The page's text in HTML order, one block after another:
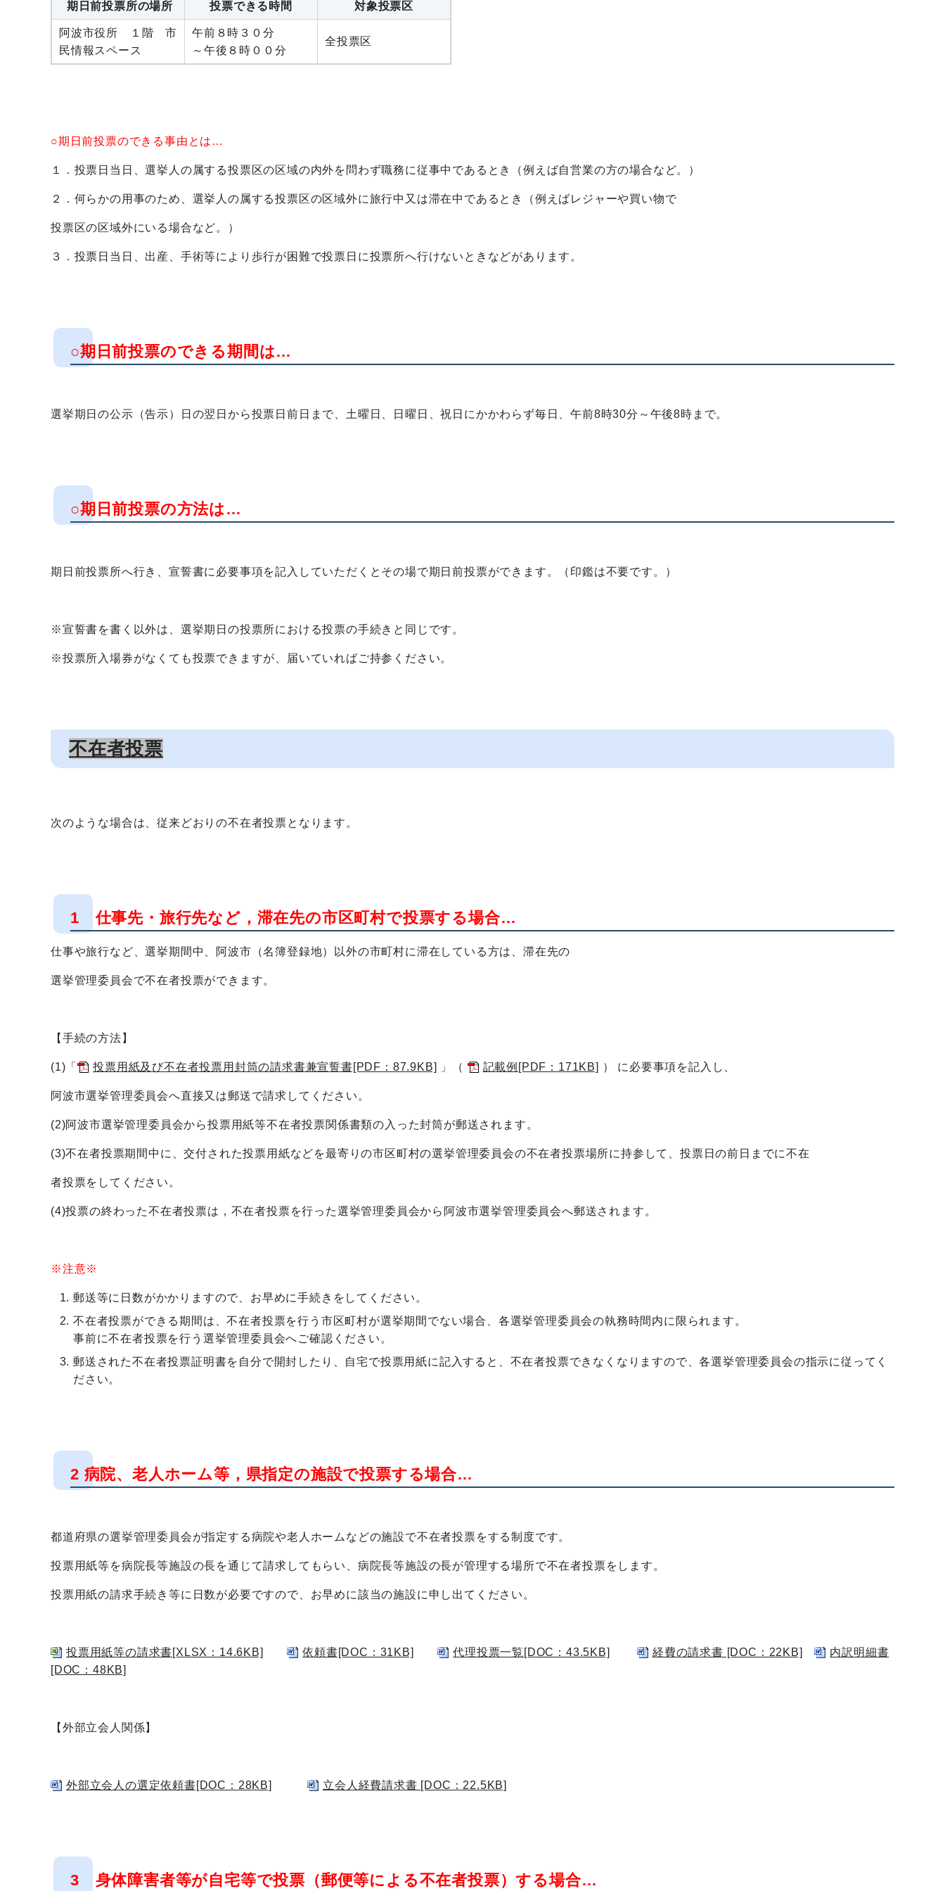
期日前投票所の場所 投票できる時間 対象投票区
阿波市役所 １階 市
民情報スペース
午前８時３０分
～午後８時００分
全投票区
○期日前投票のできる事由とは…
１．投票日当日、選挙人の属する投票区の区域の内外を問わず職務に従事中であるとき（例えば自営業の方の場合など。）
２．何らかの用事のため、選挙人の属する投票区の区域外に旅行中又は滞在中であるとき（例えばレジャーや買い物で
投票区の区域外にいる場合など。）
３．投票日当日、出産、手術等により歩行が困難で投票日に投票所へ行けないときなどがあります。
○期日前投票のできる期間は…
選挙期日の公示（告示）日の翌日から投票日前日まで、土曜日、日曜日、祝日にかかわらず毎日、午前8時30分～午後8時まで。
○期日前投票の方法は…
期日前投票所へ行き、宣誓書に必要事項を記入していただくとその場で期日前投票ができます。（印鑑は不要です。）
※宣誓書を書く以外は、選挙期日の投票所における投票の手続きと同じです。
※投票所入場券がなくても投票できますが、届いていればご持参ください。
不在者投票
次のような場合は、従来どおりの不在者投票となります。
1 仕事先・旅行先など，滞在先の市区町村で投票する場合…
仕事や旅行など、選挙期間中、阿波市（名簿登録地）以外の市町村に滞在している方は、滞在先の
選挙管理委員会で不在者投票ができます。
【手続の方法】
(1)「 投票用紙及び不在者投票用封筒の請求書兼宣誓書[PDF：87.9KB] 」（ 記載例[PDF：171KB] ） に必要事項を記入し、
阿波市選挙管理委員会へ直接又は郵送で請求してください。
(2)阿波市選挙管理委員会から投票用紙等不在者投票関係書類の入った封筒が郵送されます。
(3)不在者投票期間中に、交付された投票用紙などを最寄りの市区町村の選挙管理委員会の不在者投票場所に持参して、投票日の前日までに不在
者投票をしてください。
(4)投票の終わった不在者投票は，不在者投票を行った選挙管理委員会から阿波市選挙管理委員会へ郵送されます。
※注意※
郵送等に日数がかかりますので、お早めに手続きをしてください。
不在者投票ができる期間は、不在者投票を行う市区町村が選挙期間でない場合、各選挙管理委員会の執務時間内に限られます。
事前に不在者投票を行う選挙管理委員会へご確認ください。
郵送された不在者投票証明書を自分で開封したり、自宅で投票用紙に記入すると、不在者投票できなくなりますので、各選挙管理委員会の指示に従ってく
ださい。
2 病院、老人ホーム等，県指定の施設で投票する場合…
都道府県の選挙管理委員会が指定する病院や老人ホームなどの施設で不在者投票をする制度です。
投票用紙等を病院長等施設の長を通じて請求してもらい、病院長等施設の長が管理する場所で不在者投票をします。
投票用紙の請求手続き等に日数が必要ですので、お早めに該当の施設に申し出てください。
投票用紙等の請求書[XLSX：14.6KB] 依頼書[DOC：31KB] 代理投票一覧[DOC：43.5KB] 経費の請求書 [DOC：22KB]
内訳明細書
[DOC：48KB]
【外部立会人関係】
外部立会人の選定依頼書[DOC：28KB] 立会人経費請求書 [DOC：22.5KB]
3 身体障害者等が自宅等で投票（郵便等による不在者投票）する場合…